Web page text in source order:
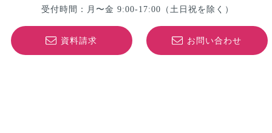
受付時間：月〜金 9:00-17:00 （土日祝を除く）
資料請求 お問い合わせ